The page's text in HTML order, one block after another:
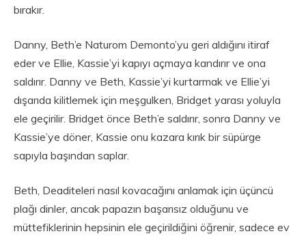
bırakır.
Danny, Beth’e Naturom Demonto’yu geri aldığını itiraf
eder ve Ellie, Kassie’yi kapıyı açmaya kandırır ve ona
saldırır. Danny ve Beth, Kassie’yi kurtarmak ve Ellie’yi
dışarıda kilitlemek için meşgulken, Bridget yarası yoluyla
ele geçirilir. Bridget önce Beth’e saldırır, sonra Danny ve
Kassie’ye döner, Kassie onu kazara kırık bir süpürge
sapıyla başından saplar.
Beth, Deaditeleri nasıl kovacağını anlamak için üçüncü
plağı dinler, ancak papazın başarısız olduğunu ve
müttefiklerinin hepsinin ele geçirildiğini öğrenir, sadece ev